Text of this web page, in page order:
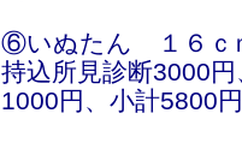
⑥いぬたん １６ｃ
持込所見診断3000
1000円、小計5800円